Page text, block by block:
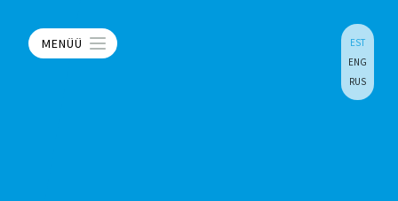
MENÜÜ
EST
ENG
RUS